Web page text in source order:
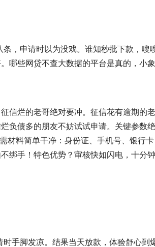
，申请时以为没戏。谁知秒批下款，嗖
哪些网贷不查大数据的平台是真的，小
信烂的老哥绝对要冲。征信花有逾期的
负债多的朋友不妨试试申请。关键参数
材料简单干净：身份证、手机号、银行
绑手！特色优势？审核快如闪电，十分
手脚发凉。结果当天放款，体验舒心到